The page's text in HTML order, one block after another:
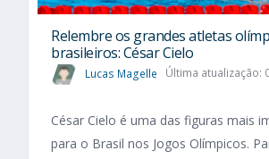
Relembre os grandes atletas
brasileiros: César Cielo
Lucas Magelle Última atualização:
César Cielo é uma das figuras mais
para o Brasil nos Jogos Olímpicos.